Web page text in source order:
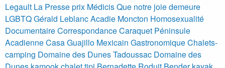
Legault La Presseprix MédicisQue notre joie demeure
LGBTQGérald Leblanc Acadie Moncton Homosexualité
Documentaire CorrespondanceCaraquet Péninsule
Acadienne Casa Guajillo Mexicain GastronomiqueChalets-
camping Domaine des DunesTadoussac Domaine des